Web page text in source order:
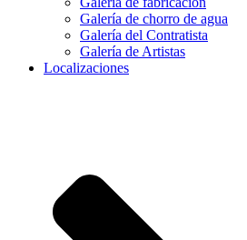
Galería de chorro de agua
Galería del Contratista
Galería de Artistas
Localizaciones